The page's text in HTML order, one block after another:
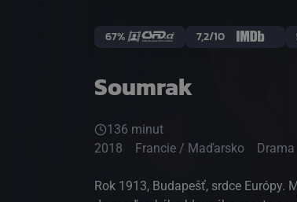
Soumrak
67% 7,2/10
136 minut
2018
Francie / Maďarsko Drama
Rok 1913, Budapešť, srdce Európy.